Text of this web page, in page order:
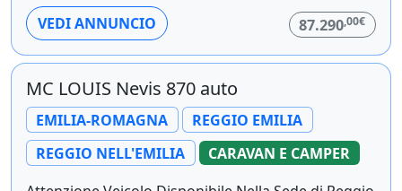
VEDI ANNUNCIO 87.290,00€
MC LOUIS Nevis 870 auto
EMILIA-ROMAGNA
REGGIO EMILIA
REGGIO NELL'EMILIA
CARAVAN E CAMPER